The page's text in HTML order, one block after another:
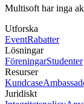
Multisoft har inga
Utforska
EventRabatter
Lösningar
FöreningarStudenter
Resurser
Kundcase
Juridiskt